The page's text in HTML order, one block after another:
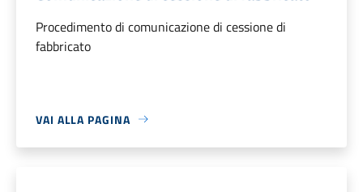
Procedimento di comunicazione di cessione di
fabbricato
VAI ALLA PAGINA